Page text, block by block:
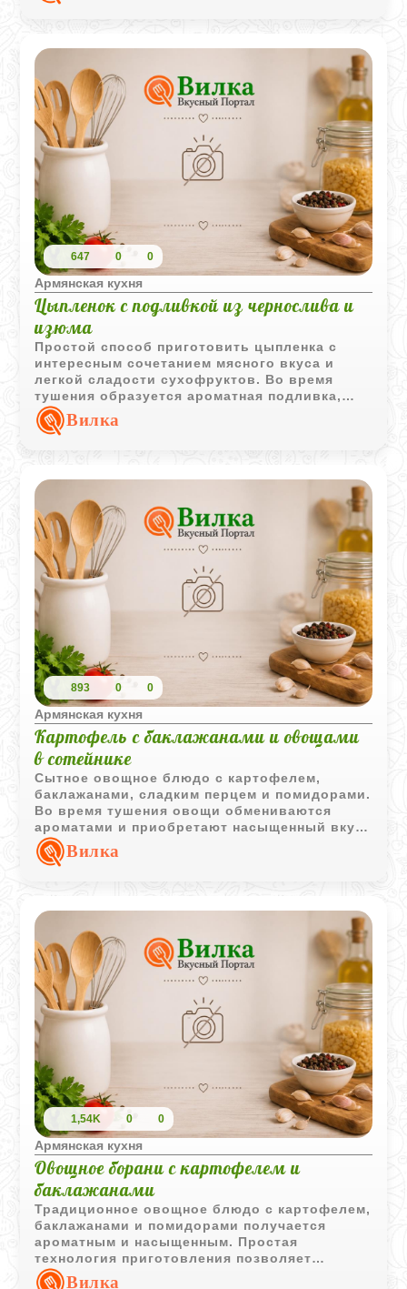
647 0 0
Армянская кухня
Цыпленок с подливкой из чернослива и
изюма
Простой способ приготовить цыпленка с
интересным сочетанием мясного вкуса и
легкой сладости сухофруктов. Во время
тушения образуется ароматная подливка,
которая отлично дополняет блюдо.
Вилка
893 0 0
Армянская кухня
Картофель с баклажанами и овощами
в сотейнике
Сытное овощное блюдо с картофелем,
баклажанами, сладким перцем и помидорами.
Во время тушения овощи обмениваются
ароматами и приобретают насыщенный вкус
без сложных кулинарных приемов.
Вилка
1,54K 0 0
Армянская кухня
Овощное борани с картофелем и
баклажанами
Традиционное овощное блюдо с картофелем,
баклажанами и помидорами получается
ароматным и насыщенным. Простая
технология приготовления позволяет
сохранить естественный вкус каждого
Вилка